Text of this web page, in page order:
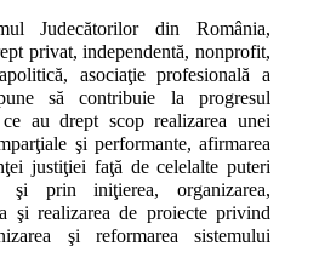
Judecătorilor din România,
privat, independentă, nonprofit,
asociaţie profesională a
să contribuie la progresul
au drept scop realizarea unei
şi performante, afirmarea
justiţiei faţă de celelalte puteri
şi prin iniţierea, organizarea,
şi realizarea de proiecte privind
şi reformarea sistemului